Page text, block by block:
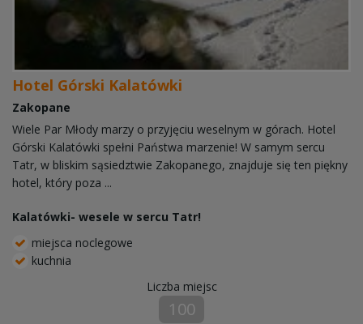
Hotel Górski Kalatówki
Zakopane
Wiele Par Młody marzy o przyjęciu weselnym w górach. Hotel
Górski Kalatówki spełni Państwa marzenie! W samym sercu
Tatr, w bliskim sąsiedztwie Zakopanego, znajduje się ten piękny
hotel, który poza ...
Kalatówki- wesele w sercu Tatr!
miejsca noclegowe
kuchnia
Liczba miejsc
100